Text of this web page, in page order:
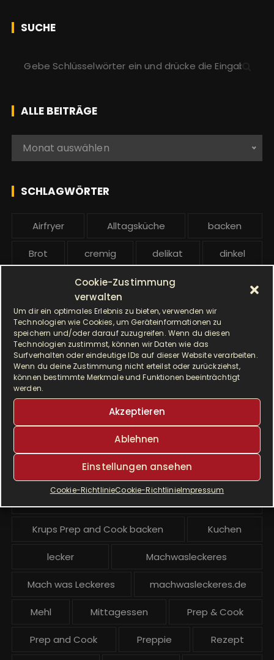
Cookie-Zustimmung
verwalten
Um dir ein optimales Erlebnis zu bieten, verwenden wir
Technologien wie Cookies, um Geräteinformationen zu
speichern und/oder darauf zuzugreifen. Wenn du diesen
Technologien zustimmst, können wir Daten wie das
Surfverhalten oder eindeutige IDs auf dieser Website verarbeiten.
Wenn du deine Zustimmung nicht erteilst oder zurückziehst,
können bestimmte Merkmale und Funktionen beeinträchtigt
werden.
Akzeptieren
Ablehnen
Einstellungen ansehen
Cookie-RichtlinieCookie-RichtlinieImpressum
SUCHE
h
e
n
c
:
ALLE BEITRÄGE
e
r
e
Monat auswählen
SCHLAGWÖRTER
Airfryer Alltagsküche backen
Brot cremig delikat dinkel
Dinkelmehl Einfach
Gebäck gesund Grillen
Hauptgericht Hefe Hefeteig
HP5031 HP 5031
I Prep & Cook Gourmet
Krups Master Perfect Gourmet
Krups Prep & Cook
Krups Prep & Cook Rezepte
Krups Prep and Cook backen Kuchen
lecker Machwasleckeres
Mach was Leckeres machwasleckeres.de
Mehl Mittagessen Prep & Cook
Prep and Cook Preppie Rezept